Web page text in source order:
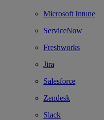
Microsoft Intune
ServiceNow
Freshworks
Jira
Salesforce
Zendesk
Slack